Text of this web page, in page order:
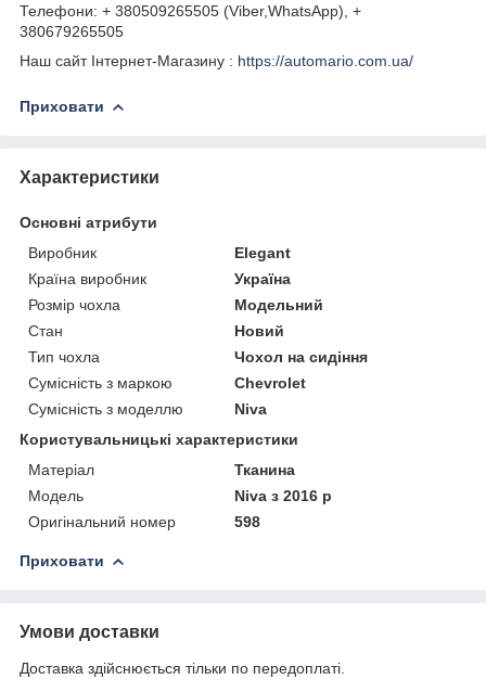
Телефони: + 380509265505 (Viber,WhatsApp), +
380679265505
Наш сайт Інтернет-Магазину : https://automario.com.ua/
Приховати
Характеристики
Основні атрибути
Виробник
Elegant
Країна виробник
Україна
Розмір чохла
Модельний
Стан
Новий
Тип чохла
Чохол на сидіння
Сумісність з маркою
Chevrolet
Сумісність з моделлю
Niva
Користувальницькі характеристики
Матеріал
Тканина
Модель
Niva з 2016 р
Оригінальний номер
598
Приховати
Умови доставки
Доставка здійснюється тільки по передоплаті.